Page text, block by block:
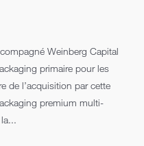
Weinberg Capital
primaire pour les
de l’acquisition par cette
premium multi-